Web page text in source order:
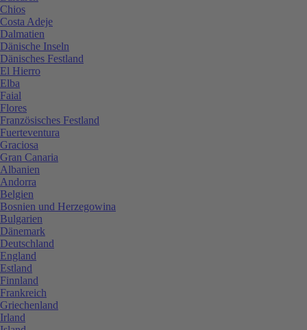
Chios
Costa Adeje
Dalmatien
Dänische Inseln
Dänisches Festland
El Hierro
Elba
Faial
Flores
Französisches Festland
Fuerteventura
Graciosa
Gran Canaria
Albanien
Andorra
Belgien
Bosnien und Herzegowina
Bulgarien
Dänemark
Deutschland
England
Estland
Finnland
Frankreich
Griechenland
Irland